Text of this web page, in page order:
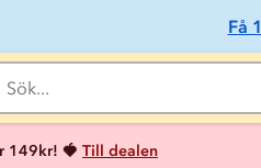
Få
149kr! 🍓 Till dealen